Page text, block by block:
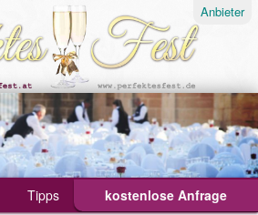
Anbieter
Tipps kostenlose Anfrage